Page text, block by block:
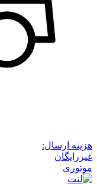
هزینه ارسال:
غیررایگان
موتوری